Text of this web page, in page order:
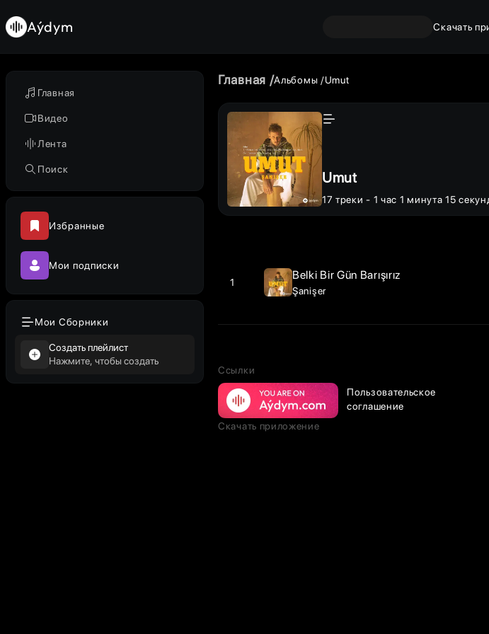
Главная
Видео
Лента
Поиск
Избранные
Мои подписки
Мои Сборники
Создать плейлист
Нажмите, чтобы создать
Aýdym Скачать
Главная Альбомы Umut
Umut
17 треки - 1 час 1 минута 15
1
Belki Bir Gün Barışırız
Şanişer
Ссылки
Пользовательское
соглашение
Скачать приложение